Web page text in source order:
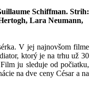
Schiffman. Strih:
Lara Neumann,
V jej najnovšom filme
ktorý je na trhu už 30
ju sleduje od počiatku,
na dve ceny César a na